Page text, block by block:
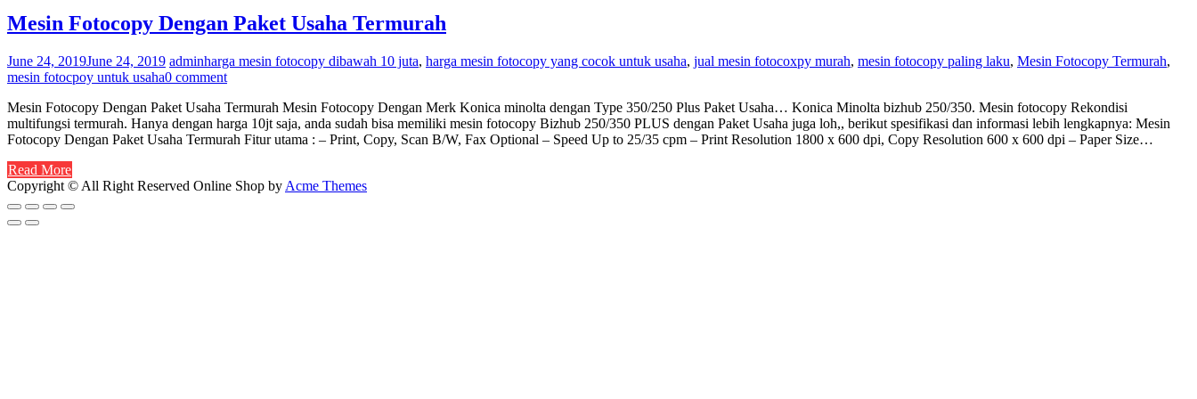
Mesin Fotocopy Dengan Paket Usaha Termurah
June 24, 2019June 24, 2019 adminharga mesin fotocopy dibawah 10 juta, harga mesin fotocopy yang cocok untuk usaha, jual mesin fotocoxpy murah, mesin fotocopy paling laku, Mesin Fotocopy Termurah,
mesin fotocpoy untuk usaha0 comment
Mesin Fotocopy Dengan Paket Usaha Termurah Mesin Fotocopy Dengan Merk Konica minolta dengan Type 350/250 Plus Paket Usaha… Konica Minolta bizhub 250/350. Mesin fotocopy Rekondisi
multifungsi termurah. Hanya dengan harga 10jt saja, anda sudah bisa memiliki mesin fotocopy Bizhub 250/350 PLUS dengan Paket Usaha juga loh,, berikut spesifikasi dan informasi lebih lengkapnya: Mesin
Fotocopy Dengan Paket Usaha Termurah Fitur utama : – Print, Copy, Scan B/W, Fax Optional – Speed Up to 25/35 cpm – Print Resolution 1800 x 600 dpi, Copy Resolution 600 x 600 dpi – Paper Size…
Read More
Copyright © All Right Reserved Online Shop by Acme Themes